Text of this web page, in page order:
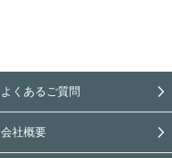
よくあるご質問
会社概要